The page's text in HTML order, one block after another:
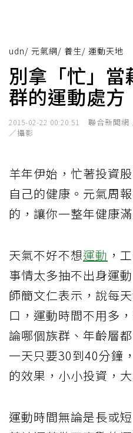
udn/ 元氣網/ 養生/ 運動天地
別拿「忙」當
群的運動處方
2015-02-22 00:20:51
聯合新聞網
／攝影
羊年伊始，忙著投資
自己的健康。元氣周
的，讓你一整年健康滿
天氣不好不想運動 ，
事情太多抽不出身運
師簡文仁表示，說每
口，運動時間不用多
論哪個族群、年齡層
一天只要30到40分鐘
的效果，小小投資，
運動時間無論是長或